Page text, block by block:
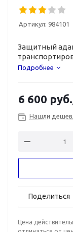
Артикул: 984101
Защитный
рамой.
Подробнее
6 600 руб.
Нашли
Поделиться
Цена